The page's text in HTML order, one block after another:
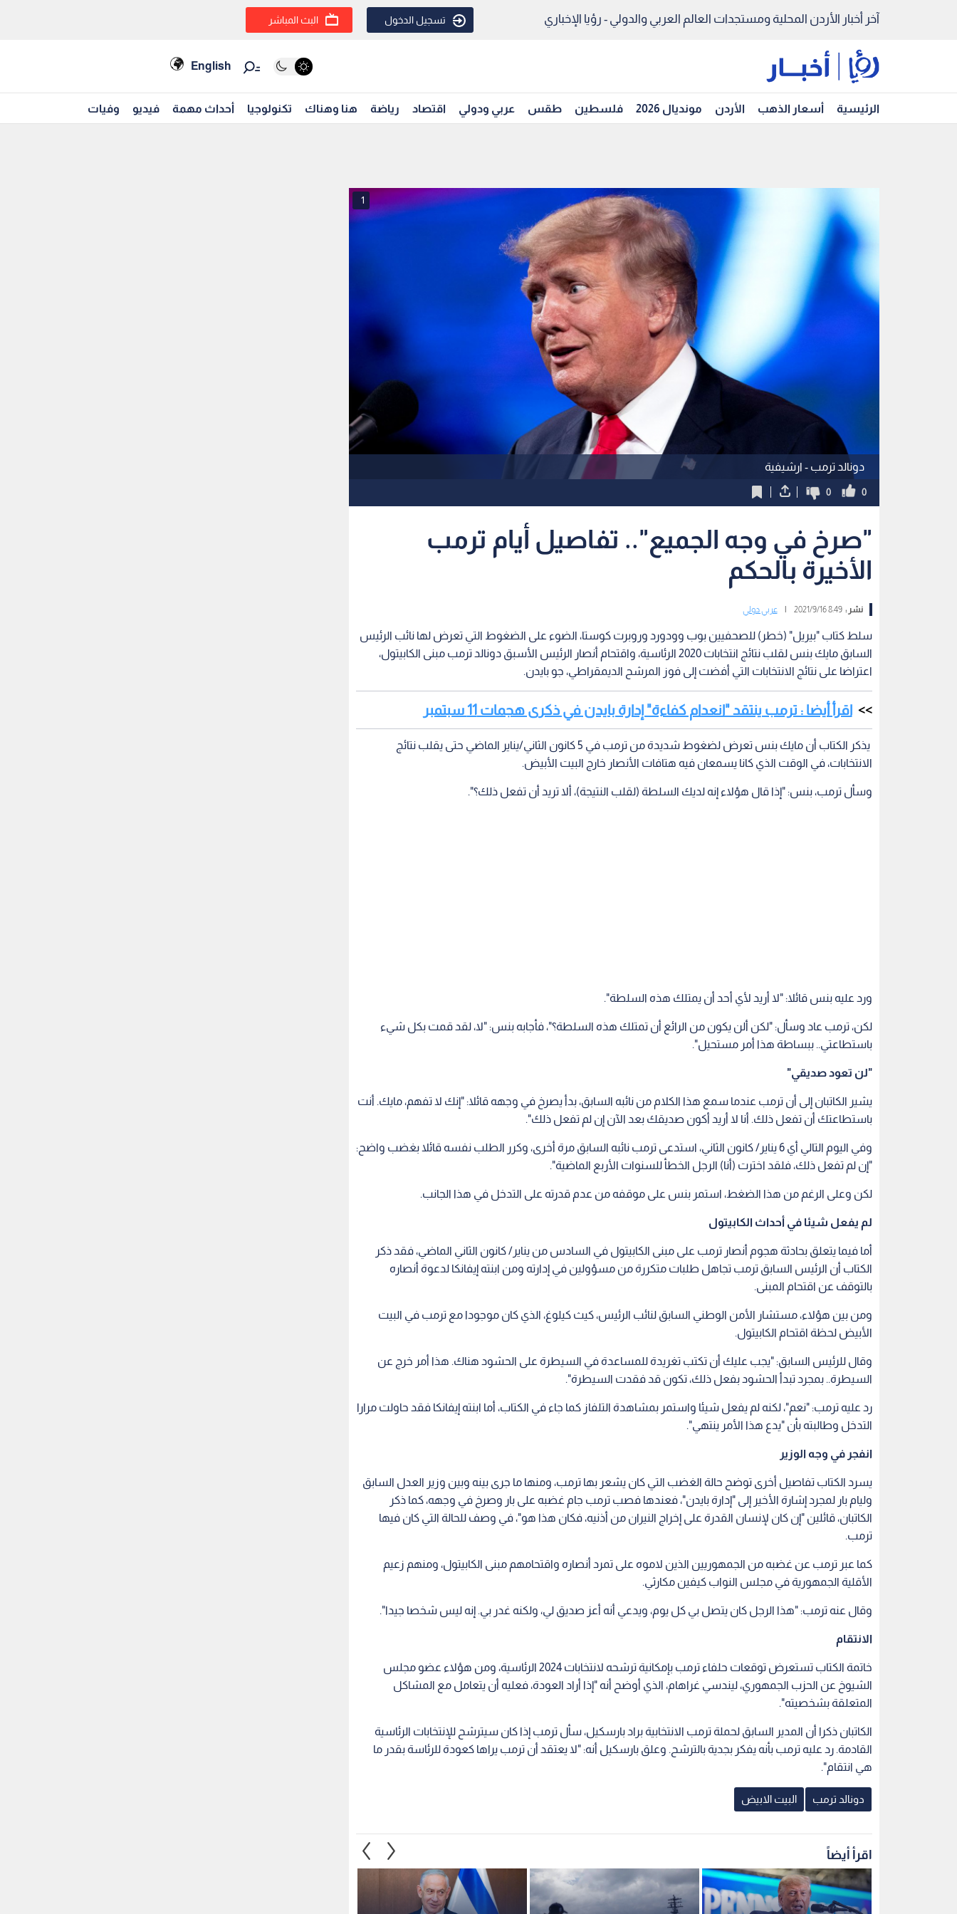
آخر أخبار الأردن المحلية ومستجدات العالم العربي والدولي - رؤيا الإخباري تسجيل الدخول البث المباشر
English
الرئيسية أسعار الذهب الأردن مونديال 2026 فلسطين طقس عربي ودولي اقتصاد رياضة هنا وهناك تكنولوجيا أحداث مهمة فيديو وفيات
دونالد ترمب - ارشيفية
1
0
0
"صرخ في وجه الجميع".. تفاصيل أيام ترمب
الأخيرة بالحكم
نشر :8:49 2021/9/16 عربي دولي
سلط كتاب "بيريل" (خطر) للصحفيين بوب وودورد وروبرت كوستا، الضوء على الضغوط التي تعرض لها نائب الرئيس
السابق مايك بنس لقلب نتائج انتخابات 2020 الرئاسية، واقتحام أنصار الرئيس الأسبق دونالد ترمب مبنى الكابيتول،
اعتراضا على نتائج الانتخابات التي أفضت إلى فوز المرشح الديمقراطي، جو بايدن.
اقرأ أيضا : ترمب ينتقد "انعدام كفاءة" إدارة بايدن في ذكرى هجمات 11 سبتمبر
يذكر الكتاب أن مايك بنس تعرض لضغوط شديدة من ترمب في 5 كانون الثاني/يناير الماضي حتى يقلب نتائج
الانتخابات، في الوقت الذي كانا يسمعان فيه هتافات الأنصار خارج البيت الأبيض.
وسأل ترمب، بنس: "إذا قال هؤلاء إنه لديك السلطة (لقلب النتيجة)، ألا تريد أن تفعل ذلك؟".
ورد عليه بنس قائلا: "لا أريد لأي أحد أن يمتلك هذه السلطة".
لكن، ترمب عاد وسأل: "لكن ألن يكون من الرائع أن تمتلك هذه السلطة؟"، فأجابه بنس: "لا، لقد قمت بكل شيء
باستطاعتي.. ببساطة هذا أمر مستحيل".
"لن تعود صديقي"
يشير الكاتبان إلى أن ترمب عندما سمع هذا الكلام من نائبه السابق، بدأ يصرخ في وجهه قائلا: "إنك لا تفهم، مايك. أنت
باستطاعتك أن تفعل ذلك. أنا لا أريد أكون صديقك بعد الآن إن لم تفعل ذلك".
وفي اليوم التالي أي 6 يناير/ كانون الثاني، استدعى ترمب نائبه السابق مرة أخرى، وكرر الطلب نفسه قائلا بغضب واضح:
"إن لم تفعل ذلك، فلقد اخترت (أنا) الرجل الخطأ للسنوات الأربع الماضية".
لكن وعلى الرغم من هذا الضغط، استمر بنس على موقفه من عدم قدرته على التدخل في هذا الجانب.
لم يفعل شيئا في أحداث الكابيتول
أما فيما يتعلق بحادثة هجوم أنصار ترمب على مبنى الكابيتول في السادس من يناير/ كانون الثاني الماضي، فقد ذكر
الكتاب أن الرئيس السابق ترمب تجاهل طلبات متكررة من مسؤولين في إدارته ومن ابنته إيفانكا لدعوة أنصاره
بالتوقف عن اقتحام المبنى.
ومن بين هؤلاء، مستشار الأمن الوطني السابق لنائب الرئيس، كيث كيلوغ، الذي كان موجودا مع ترمب في البيت
الأبيض لحظة اقتحام الكابيتول.
وقال للرئيس السابق: "يجب عليك أن تكتب تغريدة للمساعدة في السيطرة على الحشود هناك. هذا أمر خرج عن
السيطرة.. بمجرد تبدأ الحشود بفعل ذلك، تكون قد فقدت السيطرة".
رد عليه ترمب: "نعم"، لكنه لم يفعل شيئا واستمر بمشاهدة التلفاز كما جاء في الكتاب، أما ابنته إيفانكا فقد حاولت مرارا
التدخل وطالبته بأن "يدع هذا الأمر ينتهي".
انفجر في وجه الوزير
يسرد الكتاب تفاصيل أخرى توضح حالة الغضب التي كان يشعر بها ترمب، ومنها ما جرى بينه وبين وزير العدل السابق
وليام بار لمجرد إشارة الأخير إلى "إدارة بايدن"، فعندها فصب ترمب جام غضبه على بار وصرخ في وجهه، كما ذكر
الكاتبان، قائلين "إن كان لإنسان القدرة على إخراج النيران من أذنيه، فكان هذا هو"، في وصف للحالة التي كان فيها
ترمب.
كما عبر ترمب عن غضبه من الجمهوريين الذين لاموه على تمرد أنصاره واقتحامهم مبنى الكابيتول، ومنهم زعيم
الأقلية الجمهورية في مجلس النواب كيفين مكارثي.
وقال عنه ترمب: "هذا الرجل كان يتصل بي كل يوم، ويدعي أنه أعز صديق لي، ولكنه غدر بي. إنه ليس شخصا جيدا".
الانتقام
خاتمة الكتاب تستعرض توقعات حلفاء ترمب بإمكانية ترشحه لانتخابات 2024 الرئاسية، ومن هؤلاء عضو مجلس
الشيوخ عن الحزب الجمهوري، ليندسي غراهام، الذي أوضح أنه "إذا أراد العودة، فعليه أن يتعامل مع المشاكل
المتعلقة بشخصيته".
الكاتبان ذكرا أن المدير السابق لحملة ترمب الانتخابية براد بارسكيل، سأل ترمب إذا كان سيترشح للإنتخابات الرئاسية
القادمة. رد عليه ترمب بأنه يفكر بجدية بالترشح. وعلق بارسكيل أنه: "لا يعتقد أن ترمب يراها كعودة للرئاسة بقدر ما
هي انتقام".
دونالد ترمب البيت الابيض
اقرأ أيضاً